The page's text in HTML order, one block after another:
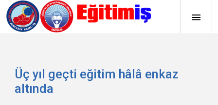
Üç yıl geçti eğitim hâlâ enkaz
altında